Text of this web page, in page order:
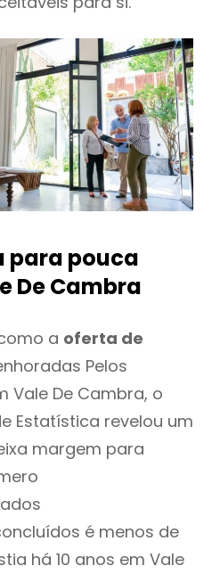
para pouca
De Cambra
a oferta de
Pelos
Vale De Cambra, o
Estatística revelou um
margem para
é menos de
há 10 anos em Vale